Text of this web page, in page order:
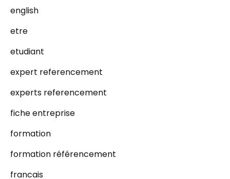
english
etre
etudiant
expert referencement
experts referencement
fiche entreprise
formation
formation référencement
francais